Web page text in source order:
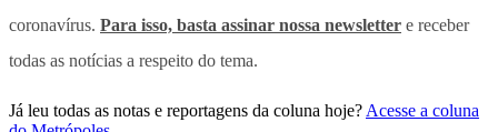
coronavírus. Para isso, basta assinar nossa newsletter e receber
todas as notícias a respeito do tema.
Já leu todas as notas e reportagens da coluna hoje? Acesse a coluna